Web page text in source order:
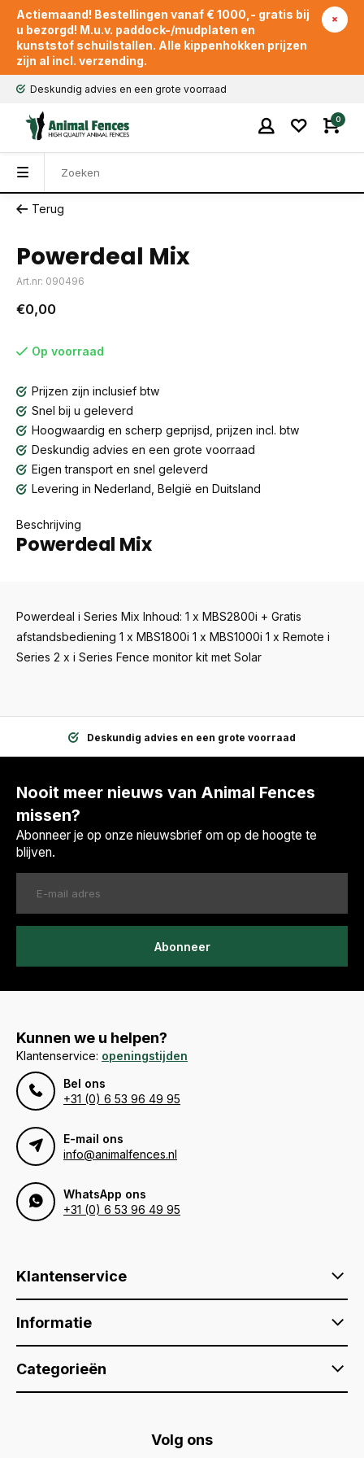
Actiemaand! Bestellingen vanaf € 1000,- gratis bij
u bezorgd! M.u.v. paddock-/mudplaten en
kunststof schuilstallen. Alle kippenhokken prijzen
zijn al incl. verzending.
Deskundig advies en een grote voorraad
0
Terug
Powerdeal Mix
Art.nr: 090496
€0,00
Op voorraad
Prijzen zijn inclusief btw
Snel bij u geleverd
Hoogwaardig en scherp geprijsd, prijzen incl. btw
Deskundig advies en een grote voorraad
Eigen transport en snel geleverd
Levering in Nederland, België en Duitsland
Beschrijving
Powerdeal Mix
Powerdeal i Series Mix Inhoud: 1 x MBS2800i + Gratis
afstandsbediening 1 x MBS1800i 1 x MBS1000i 1 x Remote i
Series 2 x i Series Fence monitor kit met Solar
Deskundig advies en een grote voorraad
Nooit meer nieuws van Animal Fences
missen?
Abonneer je op onze nieuwsbrief om op de hoogte te
blijven.
Abonneer
Kunnen we u helpen?
Klantenservice: openingstijden
Bel ons
+31 (0) 6 53 96 49 95
E-mail ons
info@animalfences.nl
WhatsApp ons
+31 (0) 6 53 96 49 95
Klantenservice
Informatie
Categorieën
Volg ons